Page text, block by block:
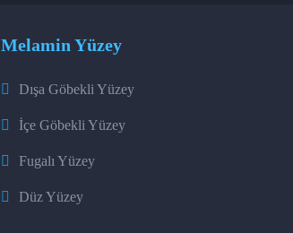
Melamin Yüzey
Dışa Göbekli Yüzey
İçe Göbekli Yüzey
Fugalı Yüzey
Düz Yüzey